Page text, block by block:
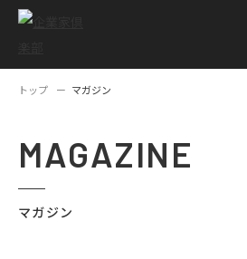
トップ マガジン
MAGAZINE
マガジン